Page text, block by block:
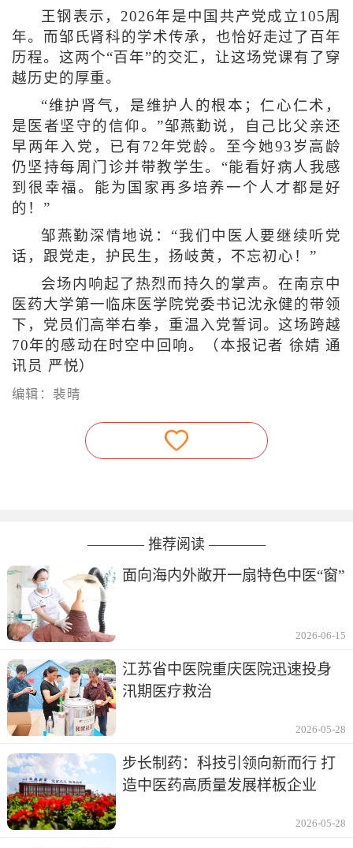
王钢表示，2026年是中国共产党成立105周
年。而邹氏肾科的学术传承，也恰好走过了百年
历程。这两个“百年”的交汇，让这场党课有了穿
越历史的厚重。
“维护肾气，是维护人的根本；仁心仁术，
是医者坚守的信仰。”邹燕勤说，自己比父亲还
早两年入党，已有72年党龄。至今她93岁高龄
仍坚持每周门诊并带教学生。“能看好病人我感
到很幸福。能为国家再多培养一个人才都是好
的！”
邹燕勤深情地说：“我们中医人要继续听党
话，跟党走，护民生，扬岐黄，不忘初心！”
会场内响起了热烈而持久的掌声。在南京中
医药大学第一临床医学院党委书记沈永健的带领
下，党员们高举右拳，重温入党誓词。这场跨越
70年的感动在时空中回响。（本报记者 徐婧 通
讯员 严悦）
编辑：裴晴
———— 推荐阅读 ————
面向海内外敞开一扇特色中医“窗”
2026-06-15
江苏省中医院重庆医院迅速投身
汛期医疗救治
2026-05-28
步长制药：科技引领向新而行 打
造中医药高质量发展样板企业
2026-05-28